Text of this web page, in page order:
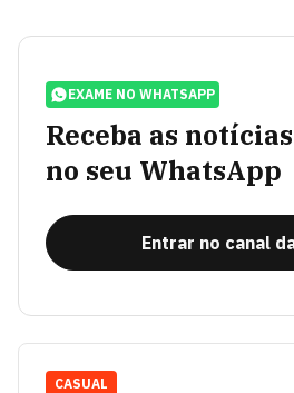
EXAME NO WHATSAPP
Receba as
no seu WhatsApp
Entrar no canal
CASUAL